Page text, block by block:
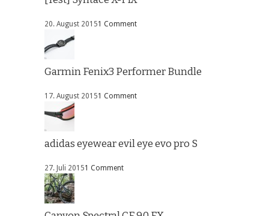
20. August 20151 Comment
Garmin Fenix3 Performer Bundle
17. August 20151 Comment
adidas eyewear evil eye evo pro S
27. Juli 20151 Comment